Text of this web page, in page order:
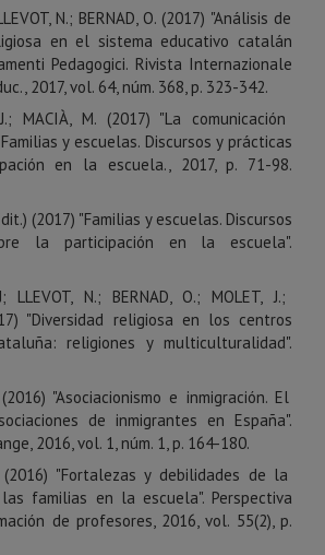
N.; BERNAD, O. (2017) "Análisis de
en el sistema educativo catalán
Pedagogici. Rivista Internazionale
2017, vol. 64, núm. 368, p. 323-342.
J.; MACIÀ, M. (2017) "La comunicación
y escuelas. Discursos y prácticas
en la escuela., 2017, p. 71-98.
(2017) "Familias y escuelas. Discursos
la participación en la escuela".
LLEVOT, N.; BERNAD, O.; MOLET, J.;
"Diversidad religiosa en los centros
religiones y multiculturalidad".
(2016) "Asociacionismo e inmigración. El
de inmigrantes en España".
2016, vol. 1, núm. 1, p. 164-180.
(2016) "Fortalezas y debilidades de la
familias en la escuela". Perspectiva
de profesores, 2016, vol. 55(2), p.